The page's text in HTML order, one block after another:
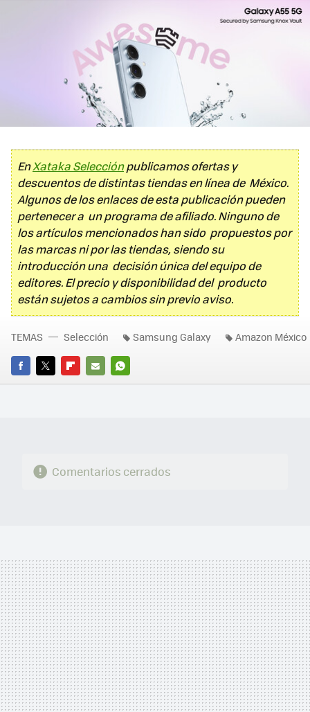
EnXataka Selecciónpublicamos ofertas y
descuentos de distintas tiendas en línea de México.
Algunos de los enlaces de esta publicación pueden
pertenecer a un programa de afiliado. Ninguno de
los artículos mencionados han sido propuestos por
las marcas ni por las tiendas, siendo su
introducción una decisión única del equipo de
editores. El precio y disponibilidad del producto
están sujetos a cambios sin previo aviso.
FACEBOOK
TWITTERFLIPBOARD
E-
WHATSAPP
TEMAS Selección Samsung Galaxy Amazon México
Comentarios cerrados